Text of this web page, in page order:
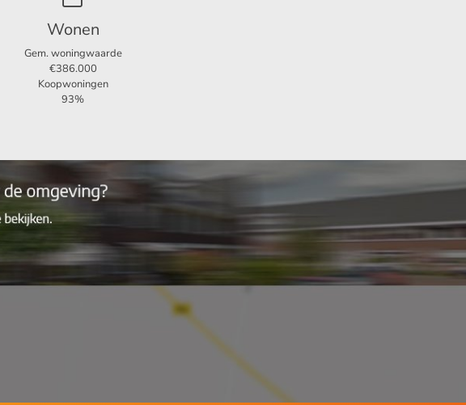
Wonen
Gem. woningwaarde
€386.000
Koopwoningen
93%